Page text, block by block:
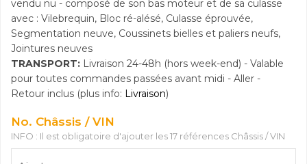
vendu nu - composé de son bas moteur et de sa culasse
avec : Vilebrequin, Bloc ré-alésé, Culasse éprouvée,
Segmentation neuve, Coussinets bielles et paliers neufs,
Jointures neuves
TRANSPORT: Livraison 24-48h (hors week-end) - Valable
pour toutes commandes passées avant midi - Aller -
Retour inclus (plus info: Livraison)
No. Châssis / VIN
INFO : Il est obligatoire d'ajouter les 17 références Châssis / VIN